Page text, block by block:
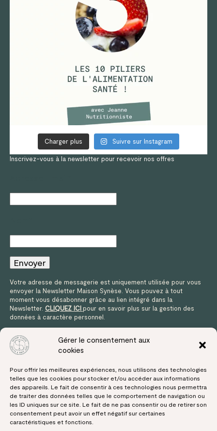
Gérer le consentement aux
cookies
Pour offrir les meilleures expériences, nous utilisons des technologies
telles que les cookies pour stocker et/ou accéder aux informations
des appareils. Le fait de consentir à ces technologies nous permettra
de traiter des données telles que le comportement de navigation ou
les ID uniques sur ce site. Le fait de ne pas consentir ou de retirer son
consentement peut avoir un effet négatif sur certaines
caractéristiques et fonctions.
Charger plus Suivre sur Instagram
Inscrivez-vous à la newsletter pour recevoir nos offres
Votre adresse de messagerie est uniquement utilisée pour vous
envoyer la Newsletter Maison Synèse. Vous pouvez à tout
moment vous désabonner grâce au lien intégré dans la
Newsletter. CLIQUEZ ICIpour en savoir plus sur la gestion des
données à caractère personnel.
Cliquez pour accepter les cookies
marketing et activer ce contenu